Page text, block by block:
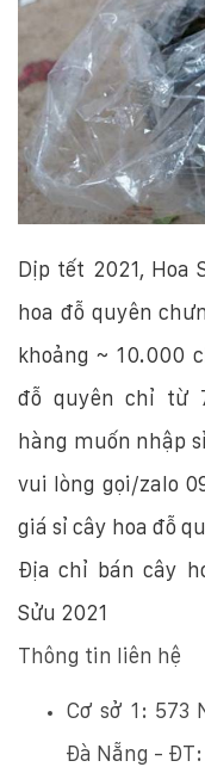
Dịp tết 2021, Hoa
hoa đỗ quyên
khoảng ~ 10.000
đỗ quyên chỉ từ
hàng muốn nhập
vui lòng gọi/zalo
giá sỉ cây hoa đỗ
Địa chỉ bán cây
Sửu 2021
Thông tin liên hệ
Cơ sở 1: 573
Đà Nẵng -